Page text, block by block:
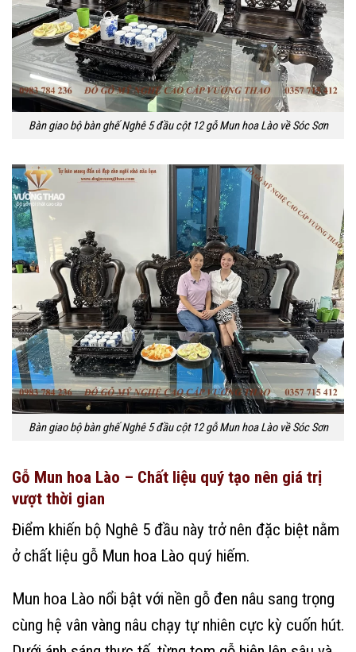
Bàn giao bộ bàn ghế Nghê 5 đầu cột 12 gỗ Mun hoa Lào về Sóc Sơn
Bàn giao bộ bàn ghế Nghê 5 đầu cột 12 gỗ Mun hoa Lào về Sóc Sơn
Gỗ Mun hoa Lào – Chất liệu quý tạo nên giá trị
vượt thời gian
Điểm khiến bộ Nghê 5 đầu này trở nên đặc biệt nằm
ở chất liệu gỗ Mun hoa Lào quý hiếm.
Mun hoa Lào nổi bật với nền gỗ đen nâu sang trọng
cùng hệ vân vàng nâu chạy tự nhiên cực kỳ cuốn hút.